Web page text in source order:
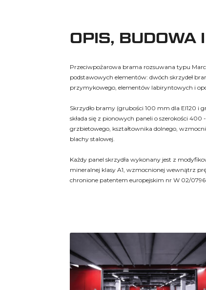
OPIS, BUDOWA
Przeciwpożarowa brama rozsuwana typu
podstawowych elementów: dwóch skrzydeł
przymykowego, elementów labiryntowych i
Skrzydło bramy (grubości 100 mm dla EI120 i
składa się z pionowych paneli o szerokości
grzbietowego, kształtownika dolnego,
blachy stalowej.
Każdy panel skrzydła wykonany jest z
mineralnej klasy A1, wzmocnionej wewnątrz
chronione patentem europejskim nr W 02/